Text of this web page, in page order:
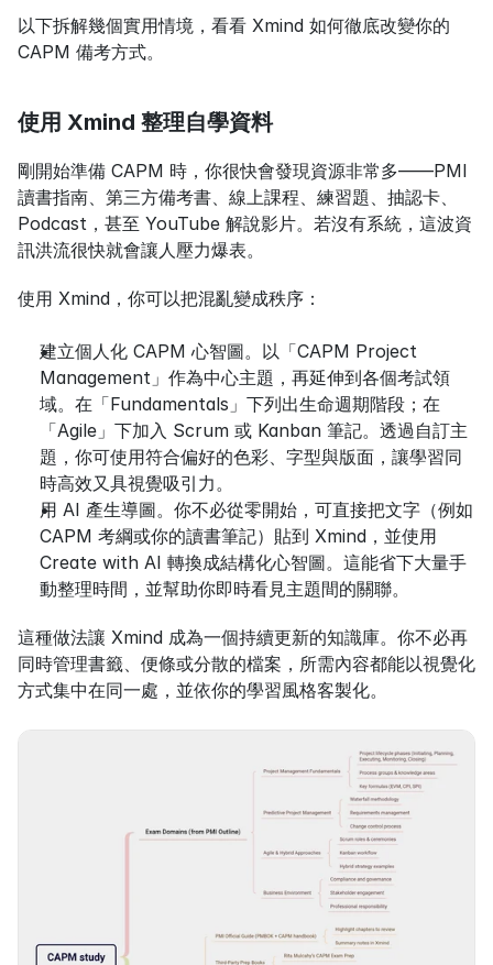
以下拆解幾個實用情境，看看 Xmind 如何徹底改變你的
CAPM 備考方式。
使用 Xmind 整理自學資料
剛開始準備 CAPM 時，你很快會發現資源非常多——PMI
讀書指南、第三方備考書、線上課程、練習題、抽認卡、
Podcast，甚至 YouTube 解說影片。若沒有系統，這波資
訊洪流很快就會讓人壓力爆表。
使用 Xmind，你可以把混亂變成秩序：
建立個人化 CAPM 心智圖。以「CAPM Project
Management」作為中心主題，再延伸到各個考試領
域。在「Fundamentals」下列出生命週期階段；在
「Agile」下加入 Scrum 或 Kanban 筆記。透過自訂主
題，你可使用符合偏好的色彩、字型與版面，讓學習同
時高效又具視覺吸引力。
用 AI 產生導圖。你不必從零開始，可直接把文字（例如
CAPM 考綱或你的讀書筆記）貼到 Xmind，並使用
Create with AI 轉換成結構化心智圖。這能省下大量手
動整理時間，並幫助你即時看見主題間的關聯。
這種做法讓 Xmind 成為一個持續更新的知識庫。你不必再
同時管理書籤、便條或分散的檔案，所需內容都能以視覺化
方式集中在同一處，並依你的學習風格客製化。